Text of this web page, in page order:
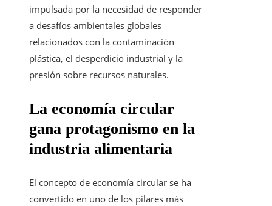
impulsada por la necesidad de responder
a desafíos ambientales globales
relacionados con la contaminación
plástica, el desperdicio industrial y la
presión sobre recursos naturales.
La economía circular
gana protagonismo en la
industria alimentaria
El concepto de economía circular se ha
convertido en uno de los pilares más